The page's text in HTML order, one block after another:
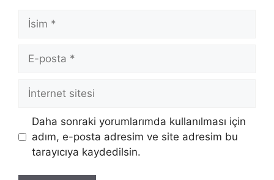
İsim
posta
İnternet
sitesi
Daha sonraki yorumlarımda kullanılması için
adım, e-posta adresim ve site adresim bu
tarayıcıya kaydedilsin.